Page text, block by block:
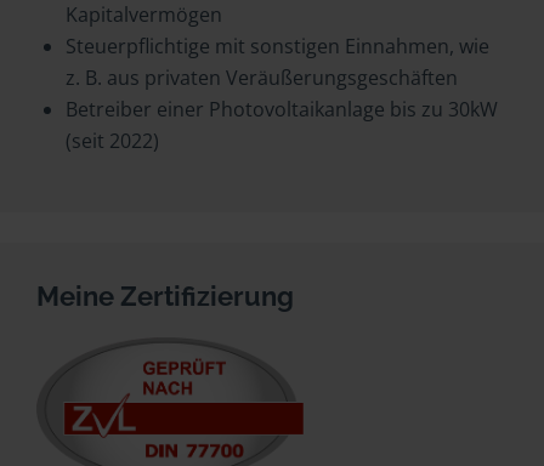
Kapitalvermögen
Steuerpflichtige mit sonstigen Einnahmen, wie
z. B. aus privaten Veräußerungsgeschäften
Betreiber einer Photovoltaikanlage bis zu 30kW
(seit 2022)
Meine Zertifizierung